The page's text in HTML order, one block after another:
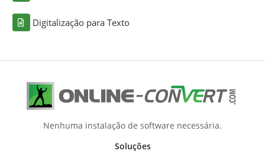
Digitalização para Texto
Nenhuma instalação de software necessária.
Soluções